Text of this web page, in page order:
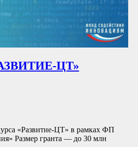
ЦТ»
«Развитие-ЦТ» в рамках ФП
Размер гранта — до 30 млн